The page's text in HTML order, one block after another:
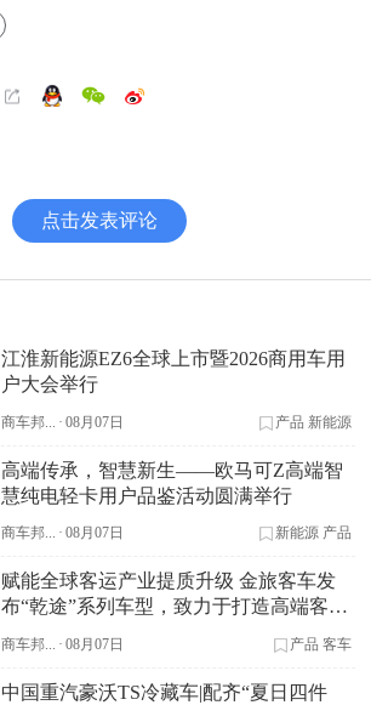
点击发表评论
江淮新能源EZ6全球上市暨2026商用车用
户大会举行
商车邦... · 08月07日 产品 新能源
高端传承，智慧新生——欧马可Z高端智
慧纯电轻卡用户品鉴活动圆满举行
商车邦... · 08月07日 新能源 产品
赋能全球客运产业提质升级 金旅客车发
布“乾途”系列车型，致力于打造高端客车
商车邦... · 08月07日 产品 客车
中国重汽豪沃TS冷藏车|配齐“夏日四件